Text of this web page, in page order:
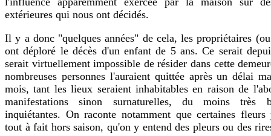
extérieures qui nous ont décidés.
Il y a donc "quelques années" de cela, les propriétaires
ont déploré le décès d'un enfant de 5 ans. Ce serait
serait virtuellement impossible de résider dans cette
nombreuses personnes l'auraient quittée après un délai
mois, tant les lieux seraient inhabitables en raison de
manifestations sinon surnaturelles, du moins très
inquiétantes. On raconte notamment que certaines fleurs
tout à fait hors saison, qu'on y entend des pleurs ou des